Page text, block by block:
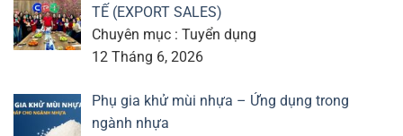
TẾ (EXPORT SALES)
Chuyên mục : Tuyển dụng
12 Tháng 6, 2026
Phụ gia khử mùi nhựa – Ứng dụng trong
ngành nhựa